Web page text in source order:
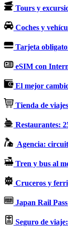
Tours y
Coches y
Tarjeta
eSIM con
El mejor
Tienda de
Restaurantes:
Agencia:
Tren y bus al
Cruceros y
Japan Rail
Seguro de